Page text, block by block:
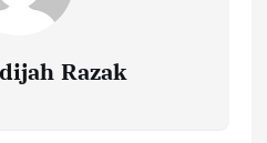
Razak